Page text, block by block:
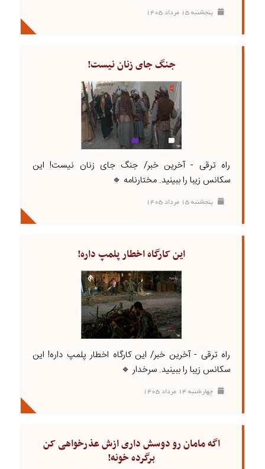
پنجشنبه ۱۵ مرداد ۱۴۰۵
جنگ جای زنان نیست!
راه ترقی - آخرین خبر/ جنگ جای زنان نیست! این
سکانس زیبا را ببینید. مختارنامه 🔹
پنجشنبه ۱۵ مرداد ۱۴۰۵
این کارگاه اخطار پلمپ داره!
راه ترقی - آخرین خبر/ این کارگاه اخطار پلمپ داره! این
سکانس زیبا را ببینید. سرخدار 🔹
چهارشنبه ۱۴ مرداد ۱۴۰۵
اگه مامان رو دوسش داری ازش عذرخواهی کن
برگرده خونه!